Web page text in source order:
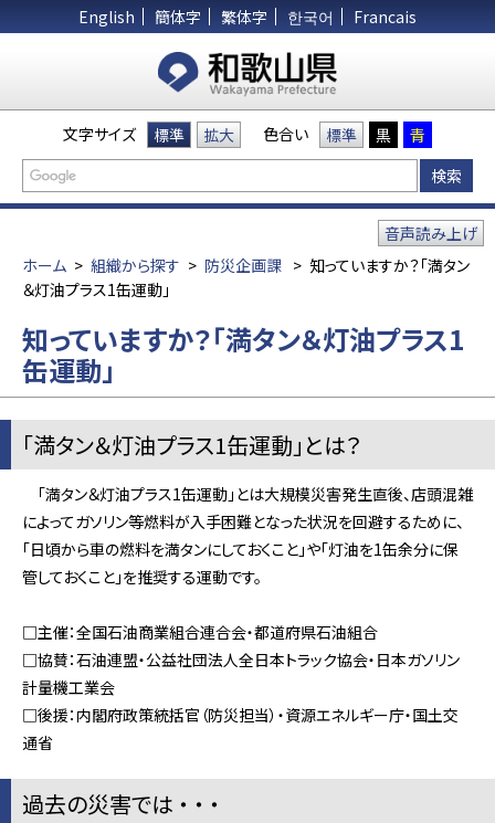
English 簡体字 繁体字 한국어 Francais
文字サイズ 標準 拡大 色合い 標準 黒 青
ホーム > 組織から探す > 防災企画課 > 知っていますか？「満タン
＆灯油プラス1缶運動」
音声読み上げ
知っていますか？「満タン＆灯油プラス1
缶運動」
「満タン＆灯油プラス1缶運動」とは？
「満タン＆灯油プラス1缶運動」とは大規模災害発生直後、店頭混雑
によってガソリン等燃料が入手困難となった状況を回避するために、
「日頃から車の燃料を満タンにしておくこと」や「灯油を1缶余分に保
管しておくこと」を推奨する運動です。
□主催：全国石油商業組合連合会・都道府県石油組合
□協賛：石油連盟・公益社団法人全日本トラック協会・日本ガソリン
計量機工業会
□後援：内閣府政策統括官（防災担当）・資源エネルギー庁・国土交
通省
過去の災害では ・ ・ ・